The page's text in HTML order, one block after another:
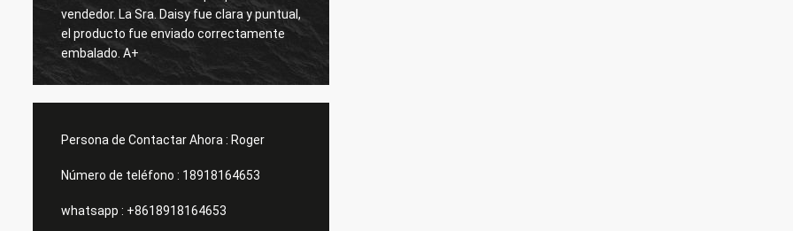
vendedor. La Sra. Daisy fue clara y puntual,
el producto fue enviado correctamente
embalado. A+
Persona de Contactar Ahora : Roger
Número de teléfono : 18918164653
whatsapp : +8618918164653